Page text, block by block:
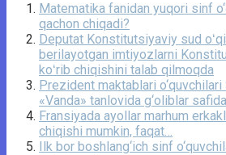
Matematika fanidan yuqori sinf
qachon chiqadi?
Deputat Konstitutsiyaviy sud
berilayotgan imtiyozlarni
koʻrib chiqishini talab qilmoqda
Prezident maktablari
«Vanda» tanlovida g‘oliblar
Fransiyada ayollar marhum
chiqishi mumkin, faqat…
Ilk bor boshlang‘ich sinf